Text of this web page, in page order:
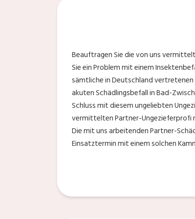
Beauftragen Sie die von uns
Sie ein Problem mit einem
sämtliche in Deutschland vertretenen
akuten Schädlingsbefall in Bad-
Schluss mit diesem ungeliebten
vermittelten Partner-Ungezieferprofi
Die mit uns arbeitenden Partner-
Einsatztermin mit einem solchen